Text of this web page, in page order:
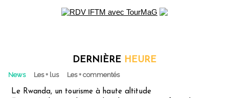
DERNIÈRE HEURE
News Les + lus Les + commentés
Le Rwanda, un tourisme à haute altitude